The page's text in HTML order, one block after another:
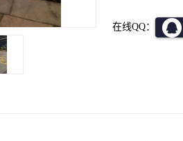
在线QQ：